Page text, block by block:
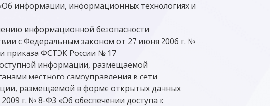
информации, информационных технологиях и
информационной безопасности
с Федеральным законом от 27 июня 2006 г. №
приказа ФСТЭК России № 17
информации, размещаемой
местного самоуправления в сети
размещаемой в форме открытых данных
г. № 8-ФЗ «Об обеспечении доступа к